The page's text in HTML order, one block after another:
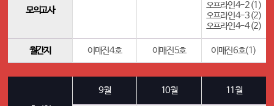
모의고사
오프라인 4-2 (1)
오프라인 4-3 (2)
오프라인 4-4 (2)
월간지 이매진 4호 이매진 5호 이매진 6호(1)
9월 10월 11월